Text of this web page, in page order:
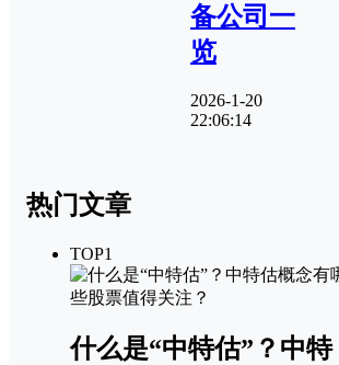
备公司一
览
2026-1-20
22:06:14
热门文章
TOP1
什么是“中特估”？中特